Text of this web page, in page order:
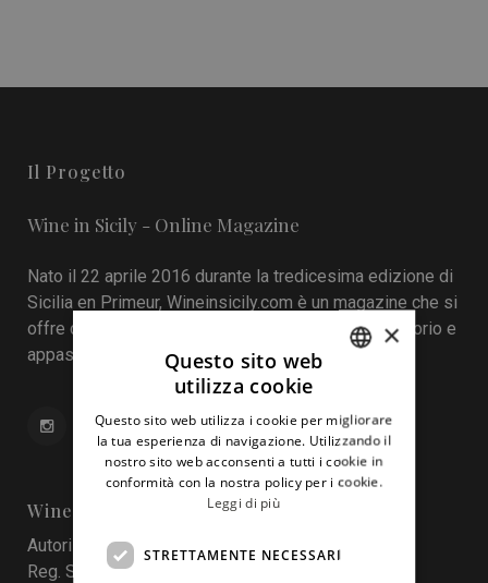
Il Progetto
Wine in Sicily - Online Magazine
Nato il 22 aprile 2016 durante la tredicesima edizione di
Sicilia en Primeur, Wineinsicily.com è un magazine che si
offre come sistema di interazione tra cantine, territorio e
appassionati del vino.
Wine In Sicily
Autorizzazione del Tribunale di Palermo
Reg. Stampa nr. 4 del 10 maggio 2017 Num. Reg.
ENGLISH
×
Questo sito web
utilizza cookie
Questo sito web utilizza i cookie per migliorare
la tua esperienza di navigazione. Utilizzando il
nostro sito web acconsenti a tutti i cookie in
conformità con la nostra policy per i cookie.
Leggi di più
STRETTAMENTE NECESSARI